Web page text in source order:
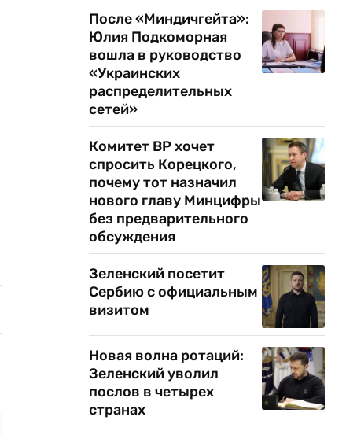
После «Миндичгейта»:
Юлия Подкоморная
вошла в руководство
«Украинских
распределительных
сетей»
Комитет ВР хочет
спросить Корецкого,
почему тот назначил
нового главу Минцифры
без предварительного
обсуждения
Зеленский посетит
Сербию с официальным
визитом
Новая волна ротаций:
Зеленский уволил
послов в четырех
странах